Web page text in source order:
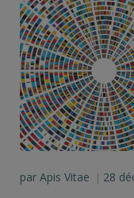
par Apis Vitae | 28